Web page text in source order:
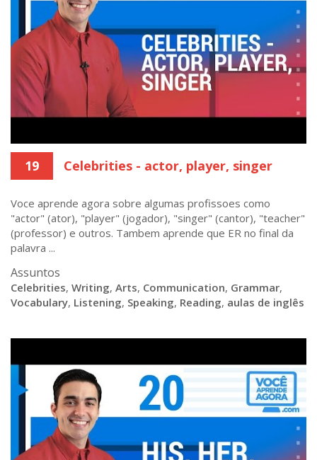
19 Celebrities - actor, player, singer
Voce aprende agora sobre algumas profissoes como
"actor" (ator), "player" (jogador), "singer" (cantor), "teacher"
(professor) e outros. Tambem aprende que ER no final da
palavra ...
Assuntos
Celebrities, Writing, Arts, Communication, Grammar,
Vocabulary, Listening, Speaking, Reading, aulas de inglês